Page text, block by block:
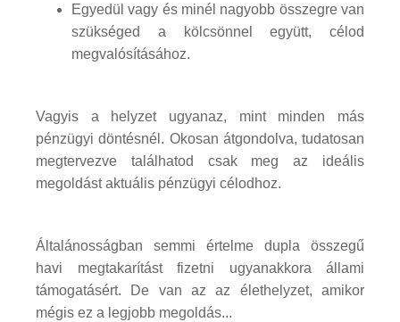
Egyedül vagy és minél nagyobb összegre van
szükséged a kölcsönnel együtt, célod
megvalósításához.
Vagyis a helyzet ugyanaz, mint minden más
pénzügyi döntésnél. Okosan átgondolva, tudatosan
megtervezve találhatod csak meg az ideális
megoldást aktuális pénzügyi célodhoz.
Általánosságban semmi értelme dupla összegű
havi megtakarítást fizetni ugyanakkora állami
támogatásért. De van az az élethelyzet, amikor
mégis ez a legjobb megoldás...